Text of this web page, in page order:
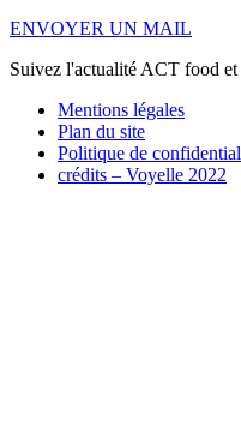
ENVOYER UN MAIL
Suivez l'actualité ACT food
Mentions légales
Plan du site
Politique de
crédits – Voyelle 2022